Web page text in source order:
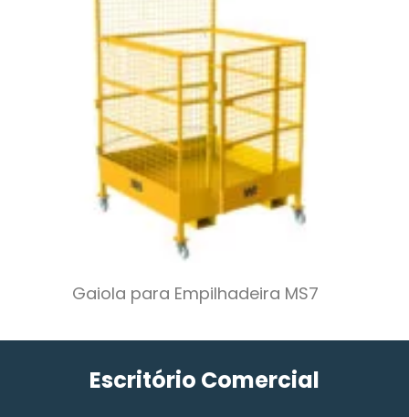
Gaiola para Empilhadeira MS7
Escritório Comercial